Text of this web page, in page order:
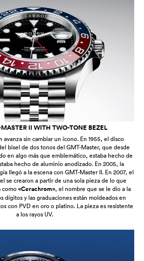
II WITH TWO-TONE BEZEL
avanza sin cambiar un ícono. En 1955, el disco
bisel de dos tonos del GMT-Master, que desde
en algo más que emblemático, estaba hecho de
hecho de aluminio anodizado. En 2005, la
llegó a la escena con GMT-Master II. En 2007, el
se crearon a partir de una sola pieza de lo que
como«Cerachrom», el nombre que se le dio a la
dígitos y las graduaciones están moldeados en
con PVD en oro o platino. La pieza es resistente
a los rayos UV.